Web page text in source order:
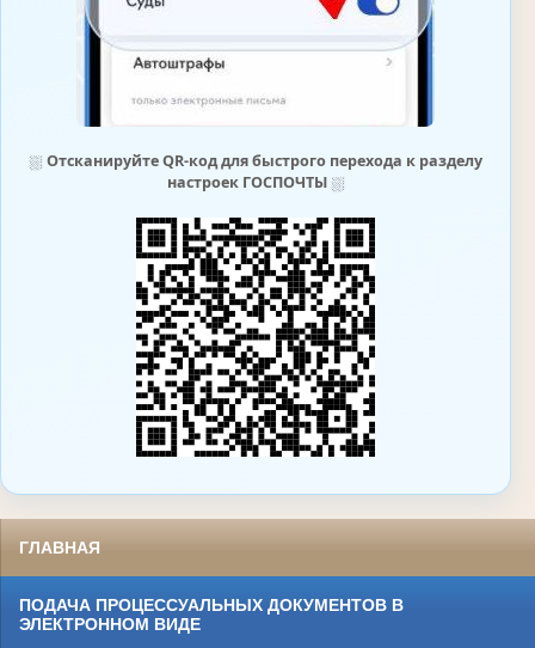
⛆ Отсканируйте QR-код для быстрого перехода к разделу
настроек ГОСПОЧТЫ⛆
ГЛАВНАЯ
ПОДАЧА ПРОЦЕССУАЛЬНЫХ ДОКУМЕНТОВ В
ЭЛЕКТРОННОМ ВИДЕ